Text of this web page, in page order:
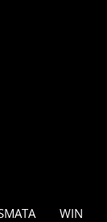
WIN